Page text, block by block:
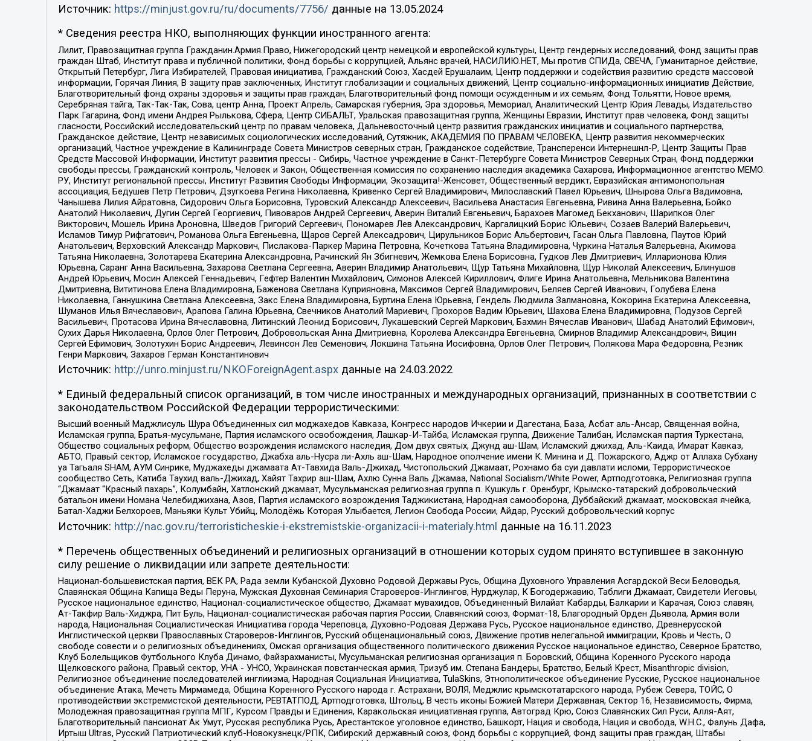
Источник: https://minjust.gov.ru/ru/documents/7756/ данные на 13.05.2024
* Сведения реестра НКО, выполняющих функции иностранного агента:
Лилит, Правозащитная группа Гражданин.Армия.Право, Нижегородский центр немецкой и европейской культуры, Центр гендерных исследований, Фонд защиты прав
граждан Штаб, Институт права и публичной политики, Фонд борьбы с коррупцией, Альянс врачей, НАСИЛИЮ.НЕТ, Мы против СПИДа, СВЕЧА, Гуманитарное действие,
Открытый Петербург, Лига Избирателей, Правовая инициатива, Гражданский Союз, Хасдей Ерушалаим, Центр поддержки и содействия развитию средств массовой
информации, Горячая Линия, В защиту прав заключенных, Институт глобализации и социальных движений, Центр социально-информационных инициатив Действие,
Благотворительный фонд охраны здоровья и защиты прав граждан, Благотворительный фонд помощи осужденным и их семьям, Фонд Тольятти, Новое время,
Серебряная тайга, Так-Так-Так, Сова, центр Анна, Проект Апрель, Самарская губерния, Эра здоровья, Мемориал, Аналитический Центр Юрия Левады, Издательство
Парк Гагарина, Фонд имени Андрея Рылькова, Сфера, Центр СИБАЛЬТ, Уральская правозащитная группа, Женщины Евразии, Институт прав человека, Фонд защиты
гласности, Российский исследовательский центр по правам человека, Дальневосточный центр развития гражданских инициатив и социального партнерства,
Гражданское действие, Центр независимых социологических исследований, Сутяжник, АКАДЕМИЯ ПО ПРАВАМ ЧЕЛОВЕКА, Центр развития некоммерческих
организаций, Частное учреждение в Калининграде Совета Министров северных стран, Гражданское содействие, Трансперенси Интернешнл-Р, Центр Защиты Прав
Средств Массовой Информации, Институт развития прессы - Сибирь, Частное учреждение в Санкт-Петербурге Совета Министров Северных Стран, Фонд поддержки
свободы прессы, Гражданский контроль, Человек и Закон, Общественная комиссия по сохранению наследия академика Сахарова, Информационное агентство МЕМО.
РУ, Институт региональной прессы, Институт Развития Свободы Информации, Экозащита!-Женсовет, Общественный вердикт, Евразийская антимонопольная
ассоциация, Бедушев Петр Петрович, Дзугкоева Регина Николаевна, Кривенко Сергей Владимирович, Милославский Павел Юрьевич, Шнырова Ольга Вадимовна,
Чанышева Лилия Айратовна, Сидорович Ольга Борисовна, Туровский Александр Алексеевич, Васильева Анастасия Евгеньевна, Ривина Анна Валерьевна, Бойко
Анатолий Николаевич, Дугин Сергей Георгиевич, Пивоваров Андрей Сергеевич, Аверин Виталий Евгеньевич, Барахоев Магомед Бекханович, Шарипков Олег
Викторович, Мошель Ирина Ароновна, Шведов Григорий Сергеевич, Пономарев Лев Александрович, Каргалицкий Борис Юльевич, Созаев Валерий Валерьевич,
Исламов Тимур Рифгатович, Романова Ольга Евгеньевна, Щаров Сергей Алексадрович, Цирульников Борис Альбертович, Гасан Ольга Павловна, Паутов Юрий
Анатольевич, Верховский Александр Маркович, Пислакова-Паркер Марина Петровна, Кочеткова Татьяна Владимировна, Чуркина Наталья Валерьевна, Акимова
Татьяна Николаевна, Золотарева Екатерина Александровна, Рачинский Ян Збигневич, Жемкова Елена Борисовна, Гудков Лев Дмитриевич, Илларионова Юлия
Юрьевна, Саранг Анна Васильевна, Захарова Светлана Сергеевна, Аверин Владимир Анатольевич, Щур Татьяна Михайловна, Щур Николай Алексеевич, Блинушов
Андрей Юрьевич, Мосин Алексей Геннадьевич, Гефтер Валентин Михайлович, Симонов Алексей Кириллович, Флиге Ирина Анатольевна, Мельникова Валентина
Дмитриевна, Вититинова Елена Владимировна, Баженова Светлана Куприяновна, Максимов Сергей Владимирович, Беляев Сергей Иванович, Голубева Елена
Николаевна, Ганнушкина Светлана Алексеевна, Закс Елена Владимировна, Буртина Елена Юрьевна, Гендель Людмила Залмановна, Кокорина Екатерина Алексеевна,
Шуманов Илья Вячеславович, Арапова Галина Юрьевна, Свечников Анатолий Мариевич, Прохоров Вадим Юрьевич, Шахова Елена Владимировна, Подузов Сергей
Васильевич, Протасова Ирина Вячеславовна, Литинский Леонид Борисович, Лукашевский Сергей Маркович, Бахмин Вячеслав Иванович, Шабад Анатолий Ефимович,
Сухих Дарья Николаевна, Орлов Олег Петрович, Добровольская Анна Дмитриевна, Королева Александра Евгеньевна, Смирнов Владимир Александрович, Вицин
Сергей Ефимович, Золотухин Борис Андреевич, Левинсон Лев Семенович, Локшина Татьяна Иосифовна, Орлов Олег Петрович, Полякова Мара Федоровна, Резник
Генри Маркович, Захаров Герман Константинович
Источник: http://unro.minjust.ru/NKOForeignAgent.aspxданные на 24.03.2022
* Единый федеральный список организаций, в том числе иностранных и международных организаций, признанных в соответствии с
законодательством Российской Федерации террористическими:
Высший военный Маджлисуль Шура Объединенных сил моджахедов Кавказа, Конгресс народов Ичкерии и Дагестана, База, Асбат аль-Ансар, Священная война,
Исламская группа, Братья-мусульмане, Партия исламского освобождения, Лашкар-И-Тайба, Исламская группа, Движение Талибан, Исламская партия Туркестана,
Общество социальных реформ, Общество возрождения исламского наследия, Дом двух святых, Джунд аш-Шам, Исламский джихад, Аль-Каида, Имарат Кавказ,
АБТО, Правый сектор, Исламское государство, Джабха аль-Нусра ли-Ахль аш-Шам, Народное ополчение имени К. Минина и Д. Пожарского, Аджр от Аллаха Субхану
уа Тагьаля SHAM, АУМ Синрике, Муджахеды джамаата Ат-Тавхида Валь-Джихад, Чистопольский Джамаат, Рохнамо ба суи давлати исломи, Террористическое
сообщество Сеть, Катиба Таухид валь-Джихад, Хайят Тахрир аш-Шам, Ахлю Сунна Валь Джамаа, National Socialism/White Power, Артподготовка, Религиозная группа
“Джамаат “Красный пахарь”, Колумбайн, Хатлонский джамаат, Мусульманская религиозная группа п. Кушкуль г. Оренбург, Крымско-татарский добровольческий
батальон имени Номана Челебиджихана, Азов, Партия исламского возрождения Таджикистана, Народная самооборона, Дуббайский джамаат, московская ячейка,
Батал-Хаджи Белхороев, Маньяки Культ Убийц, Молодёжь Которая Улыбается, Легион Свобода России, Айдар, Русский добровольческий корпус
Источник: http://nac.gov.ru/terroristicheskie-i-ekstremistskie-organizacii-i-materialy.html данные на 16.11.2023
* Перечень общественных объединений и религиозных организаций в отношении которых судом принято вступившее в законную
силу решение о ликвидации или запрете деятельности:
Национал-большевистская партия, ВЕК РА, Рада земли Кубанской Духовно Родовой Державы Русь, Община Духовного Управления Асгардской Веси Беловодья,
Славянская Община Капища Веды Перуна, Мужская Духовная Семинария Староверов-Инглингов, Нурджулар, К Богодержавию, Таблиги Джамаат, Свидетели Иеговы,
Русское национальное единство, Национал-социалистическое общество, Джамаат мувахидов, Объединенный Вилайат Кабарды, Балкарии и Карачая, Союз славян,
Ат-Такфир Валь-Хиджра, Пит Буль, Национал-социалистическая рабочая партия России, Славянский союз, Формат-18, Благородный Орден Дьявола, Армия воли
народа, Национальная Социалистическая Инициатива города Череповца, Духовно-Родовая Держава Русь, Русское национальное единство, Древнерусской
Инглистической церкви Православных Староверов-Инглингов, Русский общенациональный союз, Движение против нелегальной иммиграции, Кровь и Честь, О
свободе совести и о религиозных объединениях, Омская организация общественного политического движения Русское национальное единство, Северное Братство,
Клуб Болельщиков Футбольного Клуба Динамо, Файзрахманисты, Мусульманская религиозная организация п. Боровский, Община Коренного Русского народа
Щелковского района, Правый сектор, УНА - УНСО, Украинская повстанческая армия, Тризуб им. Степана Бандеры, Братство, Белый Крест, Misanthropic division,
Религиозное объединение последователей инглиизма, Народная Социальная Инициатива, TulaSkins, Этнополитическое объединение Русские, Русское национальное
объединение Атака, Мечеть Мирмамеда, Община Коренного Русского народа г. Астрахани, ВОЛЯ, Меджлис крымскотатарского народа, Рубеж Севера, ТОЙС, О
противодействии экстремистской деятельности, РЕВТАТПОД, Артподготовка, Штольц, В честь иконы Божией Матери Державная, Сектор 16, Независимость, Фирма,
Молодежная правозащитная группа МПГ, Курсом Правды и Единения, Каракольская инициативная группа, Автоград Крю, Союз Славянских Сил Руси, Алля-Аят,
Благотворительный пансионат Ак Умут, Русская республика Русь, Арестантское уголовное единство, Башкорт, Нация и свобода, Нация и свобода, W.H.С., Фалунь Дафа,
Иртыш Ultras, Русский Патриотический клуб-Новокузнецк/РПК, Сибирский державный союз, Фонд борьбы с коррупцией, Фонд защиты прав граждан, Штабы